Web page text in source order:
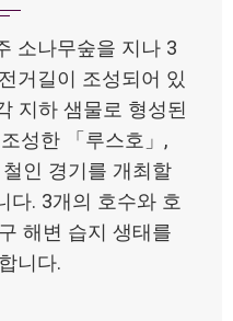
소나무숲을 지나 3
거길이 조성되어 있
지하 샘물로 형성된
성한 「루스호」,
인 경기를 개최할
다. 3개의 호수와 호
해변 습지 생태를
니다.